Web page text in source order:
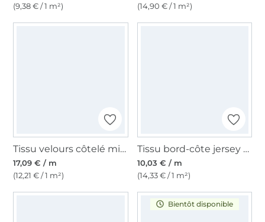
(9,38 € / 1 m²)
(14,90 € / 1 m²)
Tissu velours côtelé milleraies stretch, curry
17,09 € / m
(12,21 € / 1 m²)
Tissu bord-côte jersey tubulaire à rayures (mini) Amour, jaune moutarde – ocre
10,03 € / m
(14,33 € / 1 m²)
Bientôt disponible